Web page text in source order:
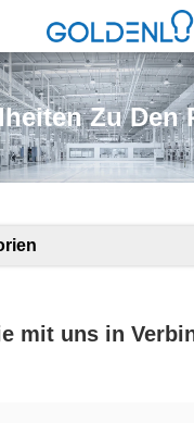
Zu Den
mit uns in